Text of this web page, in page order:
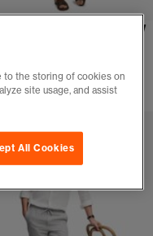
119,00
to the storing of cookies on
site usage, and assist
All Cookies